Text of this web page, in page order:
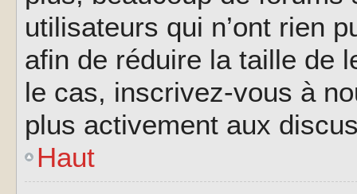
utilisateurs qui n’ont rien
afin de réduire la taille de
le cas, inscrivez-vous à
plus activement aux
Haut